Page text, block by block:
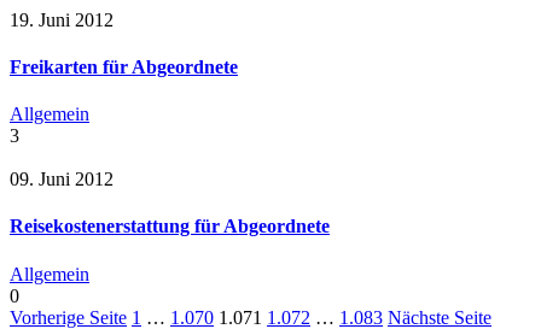
19. Juni 2012
Freikarten für Abgeordnete
Allgemein
3
09. Juni 2012
Reisekostenerstattung für Abgeordnete
Allgemein
0
Vorherige Seite 1 … 1.070 1.071 1.072 … 1.083 Nächste Seite